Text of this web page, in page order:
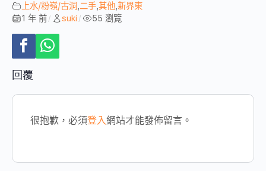
上水/粉嶺/古洞 二手 其他 新界東
1 年 前 / suki / 55 瀏覽
回覆
很抱歉，必須登入網站才能發佈留言。